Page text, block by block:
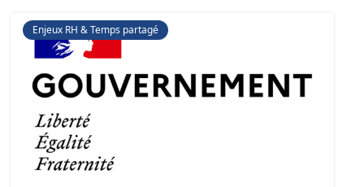
Enjeux RH & Temps partagé